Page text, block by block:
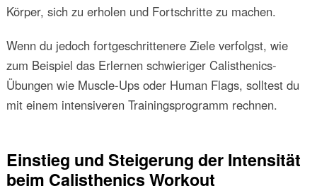
Körper, sich zu erholen und Fortschritte zu machen.
Wenn du jedoch fortgeschrittenere Ziele verfolgst, wie
zum Beispiel das Erlernen schwieriger Calisthenics-
Übungen wie Muscle-Ups oder Human Flags, solltest du
mit einem intensiveren Trainingsprogramm rechnen.
Einstieg und Steigerung der Intensität
beim Calisthenics Workout